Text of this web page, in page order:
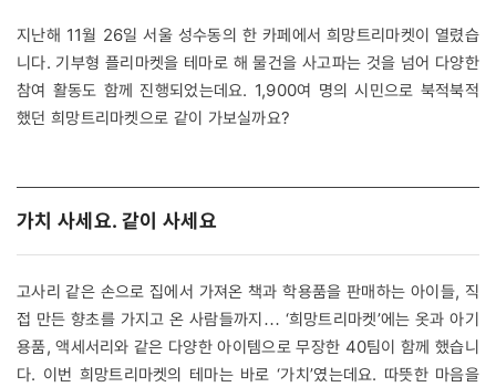
지난해 11월 26일 서울 성수동의 한 카페에서 희망트리마켓이 열렸습
니다. 기부형 플리마켓을 테마로 해 물건을 사고파는 것을 넘어 다양한
참여 활동도 함께 진행되었는데요. 1,900여 명의 시민으로 북적북적
했던 희망트리마켓으로 같이 가보실까요?
가치 사세요. 같이 사세요
고사리 같은 손으로 집에서 가져온 책과 학용품을 판매하는 아이들, 직
접 만든 향초를 가지고 온 사람들까지 … ‘희망트리마켓’에는 옷과 아기
용품, 액세서리와 같은 다양한 아이템으로 무장한 40팀이 함께 했습니
다. 이번 희망트리마켓의 테마는 바로 ‘가치’였는데요. 따뜻한 마음을